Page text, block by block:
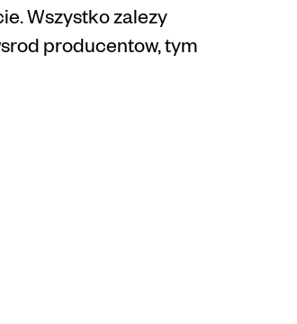
Wszystko zalezy
producentow, tym